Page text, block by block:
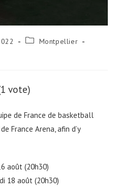
Montpellier
vote)
de France de basketball
France Arena, afin d’y
août (20h30)
18 août (20h30)